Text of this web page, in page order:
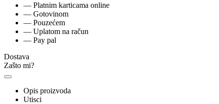
— Platnim karticama online
— Gotovinom
— Pouzećem
— Uplatom na račun
— Pay pal
Dostava
Zašto mi?
Opis proizvoda
Utisci